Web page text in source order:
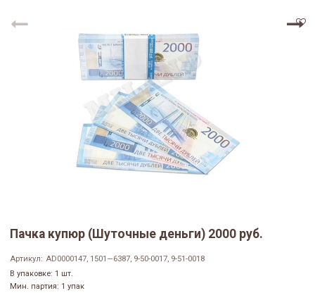
Пачка купюр (Шуточные деньги) 2000 руб.
Артикул: AD0000147, 1501—6387, 9-50-0017, 9-51-0018
В упаковке: 1 шт.
Мин. партия: 1 упак